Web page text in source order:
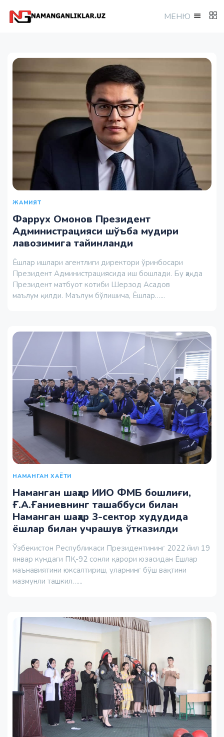
МEНЮ
ЖАМИЯТ
Фаррух Омонов Президент
Администрацияси шўъба мудири
лавозимига тайинланди
Ёшлар ишлари агентлиги директори ўринбосари
Президент Администрациясида иш бошлади. Бу ҳақда
Президент матбуот котиби Шерзод Асадов
маълум қилди. Маълум бўлишича, Ёшлар…...
НАМАНГАН ХАЁТИ
Наманган шаҳар ИИО ФМБ бошлиғи,
Ғ.А.Ғаниевнинг ташаббуси билан
Наманган шаҳар 3-сектор худудида
ёшлар билан учрашув ўтказилди
Ўзбекистон Республикаси Президентининг 2022 йил 19
январ кундаги ПҚ-92 сонли қарори юзасидан Ёшлар
маънавиятини юксалтириш, уларнинг бўш вақтини
мазмунли ташкил…...